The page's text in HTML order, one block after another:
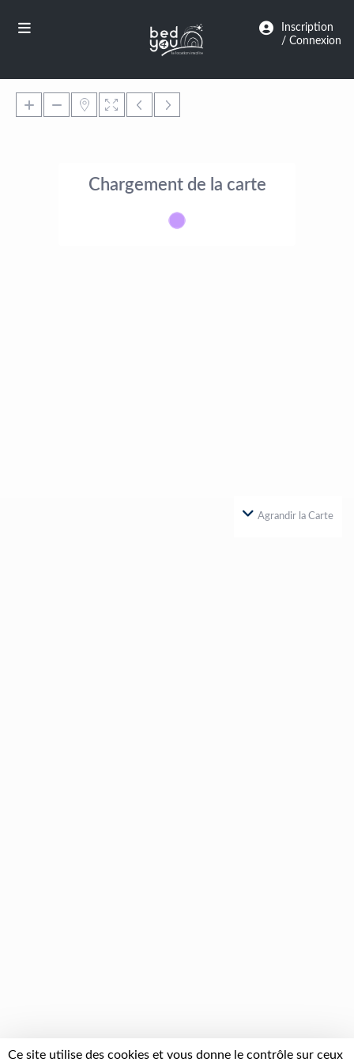
Inscription
/ Connexion
Chargement de la carte
Agrandir la Carte
Ce site utilise des cookies et vous donne le contrôle sur ceux